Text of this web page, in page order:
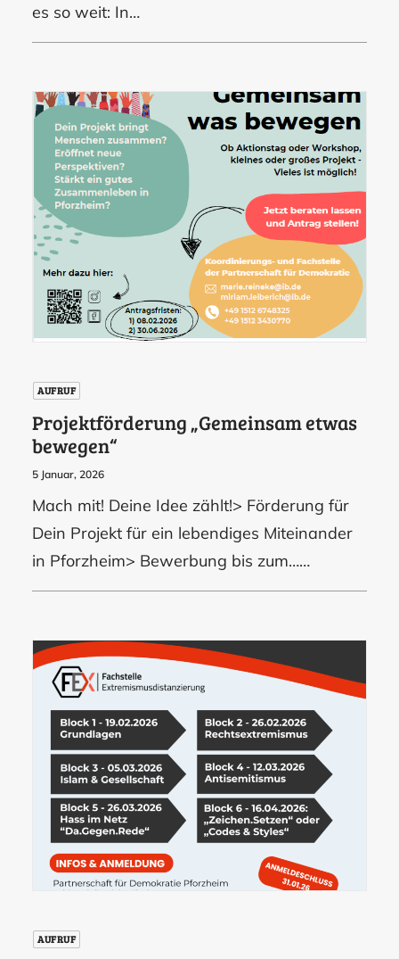
es so weit: In…
AUFRUF
Projektförderung „Gemeinsam etwas
bewegen“
5 Januar, 2026
Mach mit! Deine Idee zählt!> Förderung für
Dein Projekt für ein lebendiges Miteinander
in Pforzheim> Bewerbung bis zum……
AUFRUF